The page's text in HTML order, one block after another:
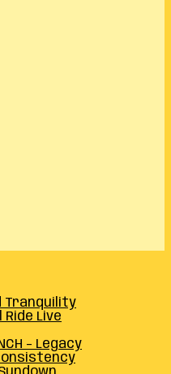
Tranquility
Ride Live
– Legacy